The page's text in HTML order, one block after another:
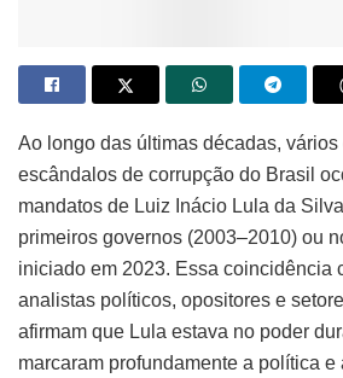
Ao longo das últimas décadas,
escândalos de corrupção do Brasil
mandatos de Luiz Inácio Lula da
primeiros governos (2003–2010) ou
iniciado em 2023. Essa coincidência
analistas políticos, opositores e
afirmam que Lula estava no poder
marcaram profundamente a política